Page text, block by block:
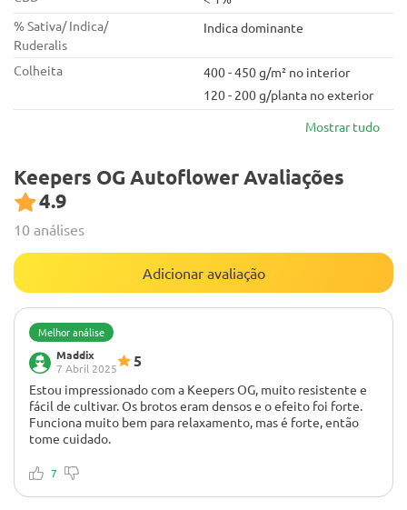
% Sativa/ Indica/
Ruderalis
Indica dominante
Colheita
400 - 450 g/m² no interior
120 - 200 g/planta no exterior
Mostrar tudo
Keepers OG Autoflower Avaliações
4.9
10 análises
Adicionar avaliação
Melhor análise
Maddix
7 Abril 2025
5
Estou impressionado com a Keepers OG, muito resistente e
fácil de cultivar. Os brotos eram densos e o efeito foi forte.
Funciona muito bem para relaxamento, mas é forte, então
tome cuidado.
7